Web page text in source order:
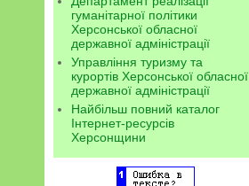
гуманітарної політики
Херсонської обласної
державної адміністрації
Управління туризму та
курортів Херсонської обласної
державної адміністрації
Найбільш повний каталог
Інтернет-ресурсів
Херсонщини